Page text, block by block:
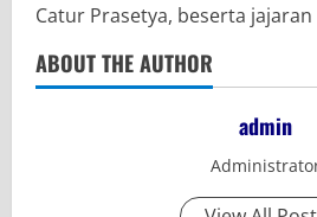
Catur Prasetya, beserta
ABOUT THE AUTHOR
admin